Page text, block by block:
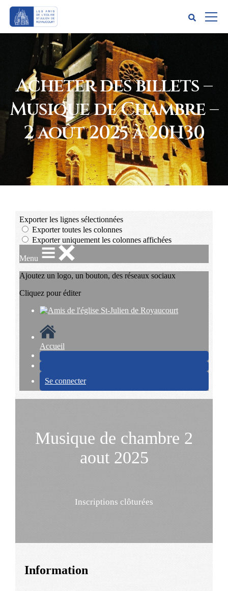
Acheter des billets –
Musique de Chambre –
2 août 2025 à 20H30